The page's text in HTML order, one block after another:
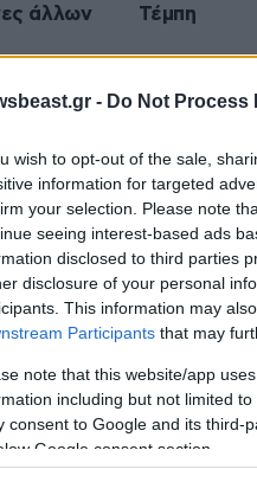
- Do Not Process
wish to opt-out of the sale,
information for targeted
your selection. Please note
seeing interest-based ads
disclosed to third parties
disclosure of your personal
This information may
Participants that may
note that this website/app
including but not limited
consent to Google and its third-
Google consent section.
άλλων
Τέμπη
06·06·2023
Απάντηση
Καραμανλή:
άλλαξε